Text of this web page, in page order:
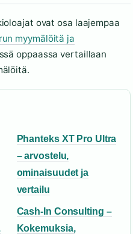
ovat osa laajempaa
myymälöitä ja
oppaassa vertaillaan
Phanteks XT Pro Ultra
– arvostelu,
ominaisuudet ja
vertailu
Cash-In Consulting –
Kokemuksia,